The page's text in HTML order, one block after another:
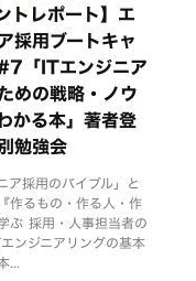
トレポート】エ
採用ブートキャ
「ITエンジニア
めの戦略・ノウ
かる本」著者登
勉強会
ア採用のバイブル」と
作るもの・作る人・作
ぶ 採用・人事担当者の
ンジニアリングの基本
...